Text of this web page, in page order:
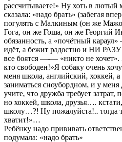
рассчитываете!» Ну хоть в лютый
сказала: «надо брать» (забегая
погулять с Малкиным (он же
Гога, он же Гоша, он же Георгий
обязанность, а «почётный
идёт, а бежит радостно и НИ РАЗУ
все боятся —-— «никто не
кто свободен!»Я собаку очень
меня школа, английский, хоккей,
заниматься сноубордном, и у
учите, что дружба требует затрат,
но хоккей, школа, друзья….
школу…?! Ну пожалуйста!.. тогда
хватит!»…
Ребёнку надо прививать
подумала: «надо брать»